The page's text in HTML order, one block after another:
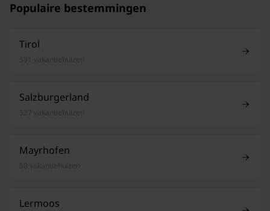
Populaire bestemmingen
Tirol
591 vakantiehuizen
Salzburgerland
527 vakantiehuizen
Mayrhofen
50 vakantiehuizen
Lermoos